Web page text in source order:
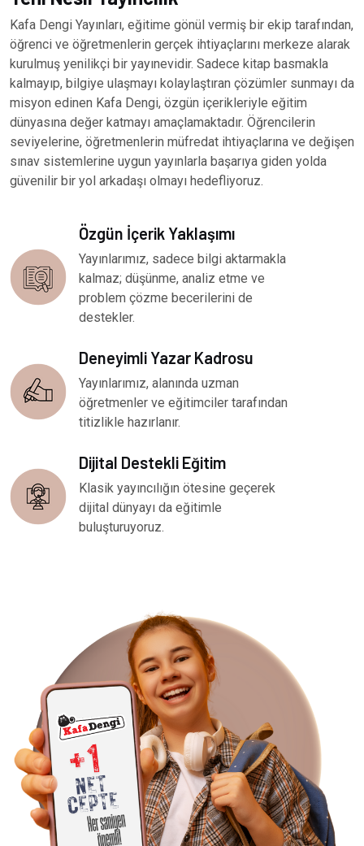
Kafa Dengi Yayınları, eğitime gönül vermiş bir ekip tarafından,
öğrenci ve öğretmenlerin gerçek ihtiyaçlarını merkeze alarak
kurulmuş yenilikçi bir yayınevidir. Sadece kitap basmakla
kalmayıp, bilgiye ulaşmayı kolaylaştıran çözümler sunmayı da
misyon edinen Kafa Dengi, özgün içerikleriyle eğitim
dünyasına değer katmayı amaçlamaktadır. Öğrencilerin
seviyelerine, öğretmenlerin müfredat ihtiyaçlarına ve değişen
sınav sistemlerine uygun yayınlarla başarıya giden yolda
güvenilir bir yol arkadaşı olmayı hedefliyoruz.
Özgün İçerik Yaklaşımı
Yayınlarımız, sadece bilgi aktarmakla
kalmaz; düşünme, analiz etme ve
problem çözme becerilerini de
destekler.
Deneyimli Yazar Kadrosu
Yayınlarımız, alanında uzman
öğretmenler ve eğitimciler tarafından
titizlikle hazırlanır.
Dijital Destekli Eğitim
Klasik yayıncılığın ötesine geçerek
dijital dünyayı da eğitimle
buluşturuyoruz.